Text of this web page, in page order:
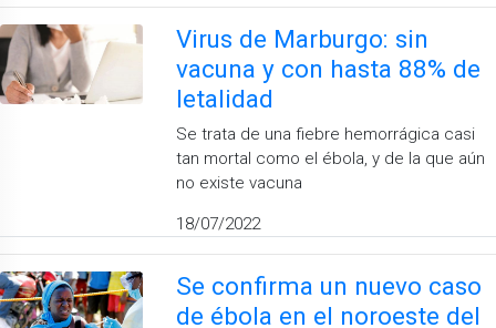
Virus de Marburgo: sin
vacuna y con hasta 88% de
letalidad
Se trata de una fiebre hemorrágica casi
tan mortal como el ébola, y de la que aún
no existe vacuna
18/07/2022
Se confirma un nuevo caso
de ébola en el noroeste del